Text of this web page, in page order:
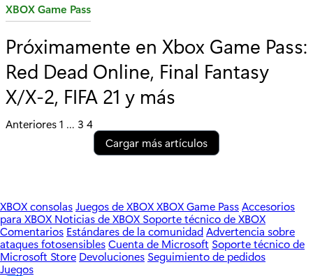
C
t
e
g
o
r
XBOX Game Pass
Próximamente en Xbox Game Pass:
Red Dead Online, Final Fantasy
X/X-2, FIFA 21 y más
P
t
s
p
Anteriores1 … 3 4
Cargar más artículos
XBOX consolasJuegos de XBOXXBOX Game PassAccesorios
para XBOX Noticias de XBOX Soporte técnico de XBOX
Comentarios Estándares de la comunidadAdvertencia sobre
ataques fotosensiblesCuenta de Microsoft Soporte técnico de
Microsoft Store Devoluciones Seguimiento de pedidos
Juegos